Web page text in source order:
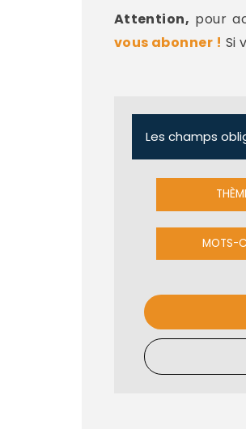
Attention, pour
vous abonner ! Si
Les champs
MOTS-